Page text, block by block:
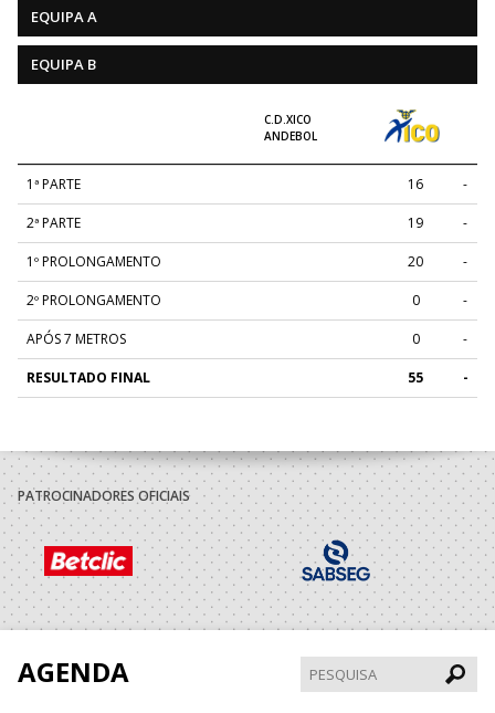
EQUIPA A
EQUIPA B
C.D.XICO
ANDEBOL
1ª PARTE 16 -
2ª PARTE 19 -
1º PROLONGAMENTO 20 -
2º PROLONGAMENTO 0 -
APÓS 7 METROS 0 -
RESULTADO FINAL 55 -
PATROCINADORES OFICIAIS
AGENDA